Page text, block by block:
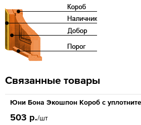
Связанные товары
Юни Бона Экошпон Короб с
503 р./шт